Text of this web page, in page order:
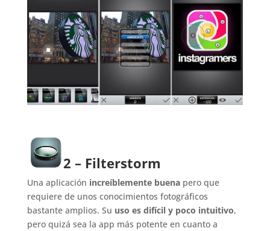
2 – Filterstorm
Una aplicación increíblemente buenapero que
requiere de unos conocimientos fotográficos
bastante amplios. Su uso es difícil y poco intuitivo,
pero quizá sea la app más potente en cuanto a